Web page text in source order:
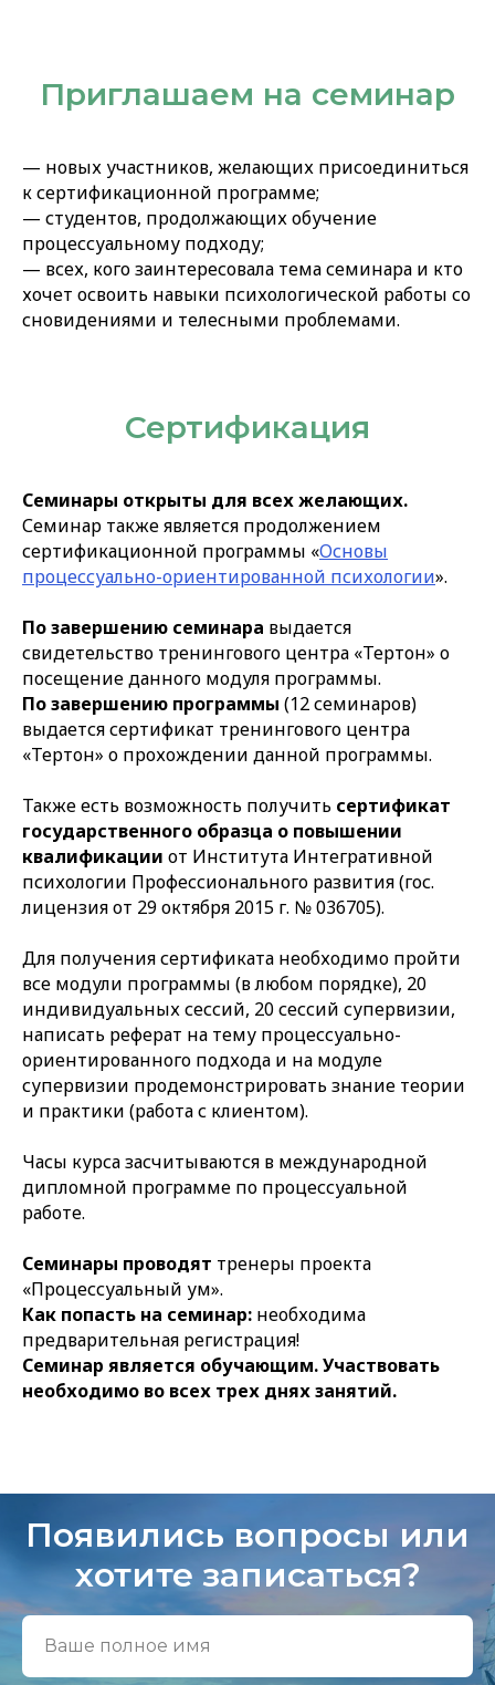
Приглашаем на семинар
— новых участников, желающих присоединиться
к сертификационной программе;
— студентов, продолжающих обучение
процессуальному подходу;
— всех, кого заинтересовала тема семинара и кто
хочет освоить навыки психологической работы со
сновидениями и телесными проблемами.
Сертификация
Семинары открыты для всех желающих.
Семинар также является продолжением
сертификационной программы «Основы
процессуально-ориентированной психологии».
По завершению семинара выдается
свидетельство тренингового центра «Тертон» о
посещение данного модуля программы.
По завершению программы (12 семинаров)
выдается сертификат тренингового центра
«Тертон» о прохождении данной программы.
Также есть возможность получить сертификат
государственного образца о повышении
квалификации от Института Интегративной
психологии Профессионального развития (гос.
лицензия от 29 октября 2015 г. № 036705).
Для получения сертификата необходимо пройти
все модули программы (в любом порядке), 20
индивидуальных сессий, 20 сессий супервизии,
написать реферат на тему процессуально-
ориентированного подхода и на модуле
супервизии продемонстрировать знание теории
и практики (работа с клиентом).
Часы курса засчитываются в международной
дипломной программе по процессуальной
работе.
Семинары проводят тренеры проекта
«Процессуальный ум».
Как попасть на семинар: необходима
предварительная регистрация!
Семинар является обучающим. Участвовать
необходимо во всех трех днях занятий.
Появились вопросы или
хотите записаться?